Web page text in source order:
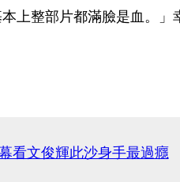
上整部片都滿臉是血。」
看文俊輝此沙身手最過癮